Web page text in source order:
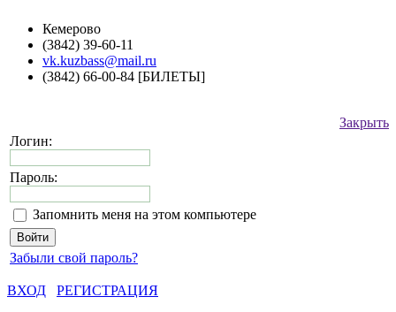
Кемерово
(3842) 39-60-11
vk.kuzbass@mail.ru
(3842) 66-00-84 [БИЛЕТЫ]
Закрыть
Логин:
Пароль:
Запомнить меня на этом компьютере
Забыли свой пароль?
ВХОД
РЕГИСТРАЦИЯ